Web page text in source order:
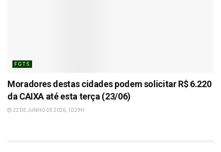
FGTS
Moradores destas cidades podem solicitar R$ 6.220
da CAIXA até esta terça (23/06)
22 DE JUNHO DE 2026, 10:29H